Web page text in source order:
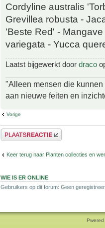
Cordyline australis
Grevillea robusta -
'Beste Red' -
variegata - Yucca
Laatst bijgewerkt door draco
"Alleen mensen die
aan nieuwe feiten en
Vorige
Plaats een reactie
Keer terug naar Planten collecties en
WIE IS ER ONLINE
Gebruikers op dit forum: Geen